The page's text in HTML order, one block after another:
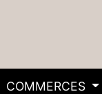
COMMERCES